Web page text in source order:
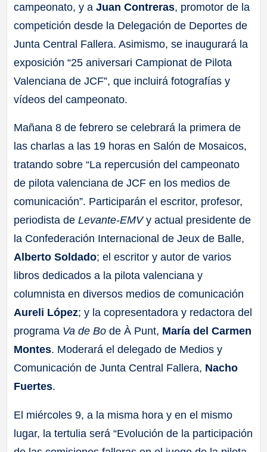
campeonato, y aJuan Contreras, promotor de la
competición desde la Delegación de Deportes de
Junta Central Fallera. Asimismo, se inaugurará la
exposición “25 aniversari Campionat de Pilota
Valenciana de JCF”, que incluirá fotografías y
vídeos del campeonato.
Mañana 8 de febrero se celebrará la primera de
las charlas a las 19 horas en Salón de Mosaicos,
tratando sobre “La repercusión del campeonato
de pilota valenciana de JCF en los medios de
comunicación”. Participarán el escritor, profesor,
periodista deLevante-EMVy actual presidente de
la Confederación Internacional de Jeux de Balle,
Alberto Soldado; el escritor y autor de varios
libros dedicados a la pilota valenciana y
columnista en diversos medios de comunicación
Aureli López; y la copresentadora y redactora del
programa Va de Bo de À Punt, María del Carmen
Montes. Moderará el delegado de Medios y
Comunicación de Junta Central Fallera, Nacho
Fuertes.
El miércoles 9, a la misma hora y en el mismo
lugar, la tertulia será “Evolución de la participación